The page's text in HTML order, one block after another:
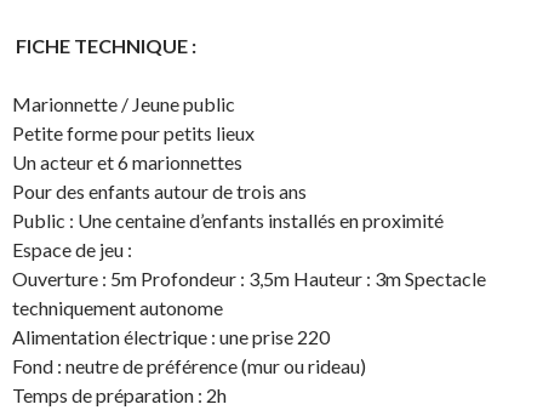
FICHE TECHNIQUE :
Marionnette / Jeune public
Petite forme pour petits lieux
Un acteur et 6 marionnettes
Pour des enfants autour de trois ans
Public : Une centaine d’enfants installés en proximité
Espace de jeu :
Ouverture : 5m Profondeur : 3,5m Hauteur : 3m Spectacle
techniquement autonome
Alimentation électrique : une prise 220
Fond : neutre de préférence (mur ou rideau)
Temps de préparation : 2h